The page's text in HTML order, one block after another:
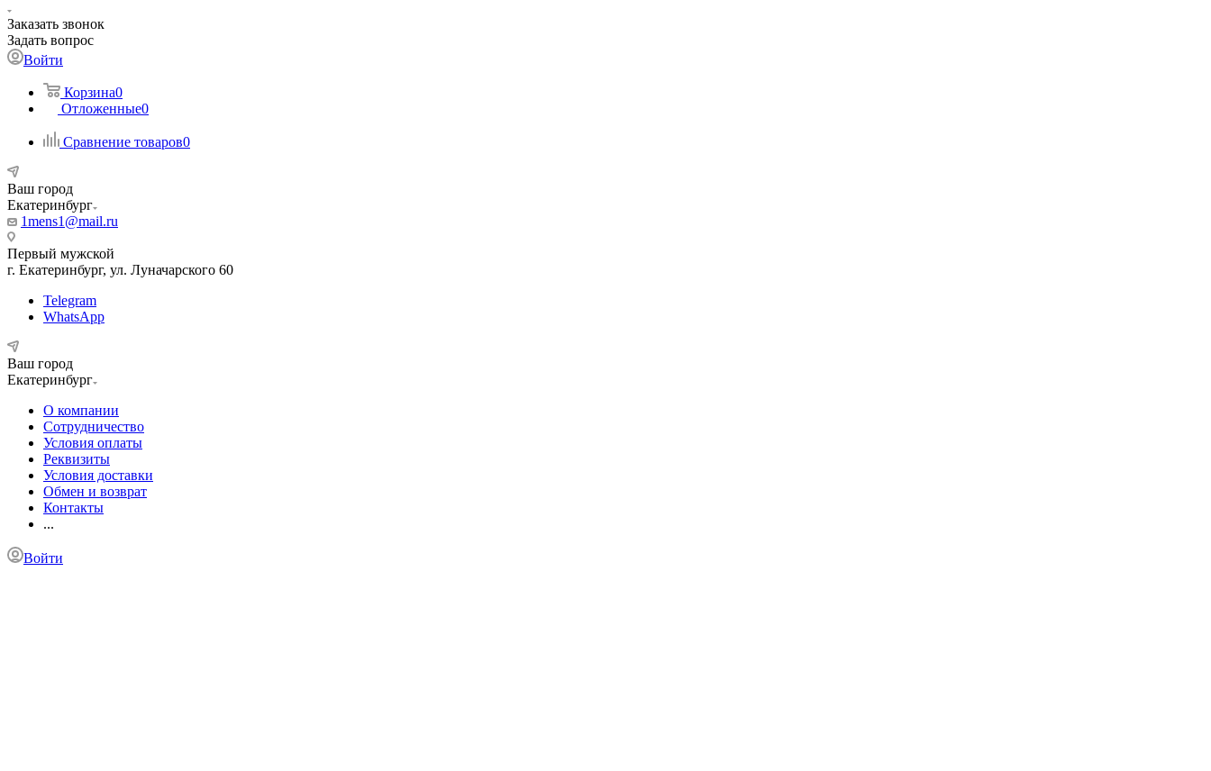
Заказать звонок
Задать вопрос
Войти
Корзина0
Отложенные0
Сравнение товаров0
Ваш город
Екатеринбург
1mens1@mail.ru
Первый мужской
г. Екатеринбург, ул. Луначарского 60
Telegram
WhatsApp
Ваш город
Екатеринбург
О компании
Сотрудничество
Условия оплаты
Реквизиты
Условия доставки
Обмен и возврат
Контакты
...
Войти